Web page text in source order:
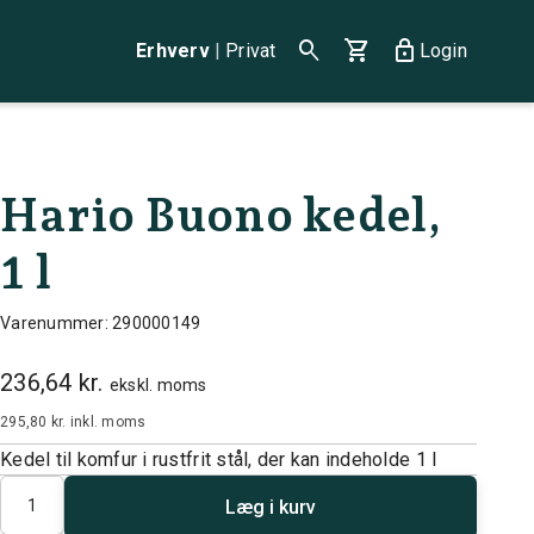
Erhverv | Privat search shopping_cart lock Login
Hario Buono kedel,
1 l
Varenummer: 290000149
236,64 kr. ekskl. moms
295,80 kr. inkl. moms
Kedel til komfur i rustfrit stål, der kan indeholde 1 l
Antal
Læg i kurv